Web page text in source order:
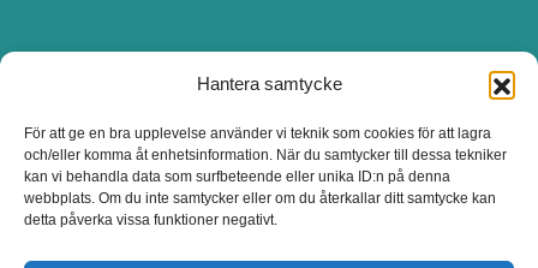
Hantera samtycke
För att ge en bra upplevelse använder vi teknik som cookies för att lagra
och/eller komma åt enhetsinformation. När du samtycker till dessa tekniker
kan vi behandla data som surfbeteende eller unika ID:n på denna
webbplats. Om du inte samtycker eller om du återkallar ditt samtycke kan
detta påverka vissa funktioner negativt.
OM FRISÖRSÖK
UPPDATERA SALONG